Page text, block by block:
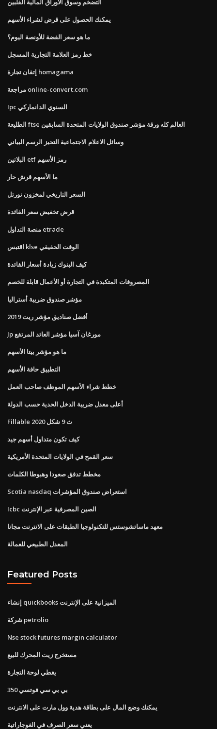
التضخم وسوق الأوراق المالية الفلبين
يمكنك الحصول على قرض لشراء الأسهم
ما هو سعر الفضة للأونصة اليوم؟
خط رمز العلامة التجارية المسجل
إتقان تجارة homagama
مراجعة online-convert.com
Ipc السنوي الدانماركي
الطليعة ftse العالم كله ورقة مؤشر صندوق الولايات المتحدة السابقين
وسائل الاعلام الاجتماعية التحيز الرسم البياني
البلاتين etf رمز الأسهم
ما الأسهم قرش حار
السعر التاريخي لمخزون نورتل
قرض تخفيض سعر الفائدة
منصة التداول etrade
اقتبس klse الوقت الحقيقي
كيف البنوك زيادة أسعار الفائدة
المصروفات المتكبدة في التجارة أو الأعمال قابلة للخصم
مؤشر صندوق ضريبة أستراليا
أفضل صناديق مؤشر ريت 2019
Jp مورغان آسيا مؤشر العائد المرتفع
ما هو مؤشر بيتا الأسهم
التطبيق حافة الأسهم
خطط شراء الأسهم الموظف صاحب العمل
أعلى معدل ضريبة الدخل الحدية حسب الدولة
Fillable ث 9 شكل 2020
كيف تكون متداول أسهم جيد
سعر القمح في الولايات المتحدة الأمريكية
مخطط تدفق صعودا وهبوطا الكلمات
Scotia nasdaq استعراض صندوق المؤشرات
Icbc الصين المصرفية عبر الإنترنت
معهد ماساتشوستس للتكنولوجيا الطبقات على الانترنت مجانا
المعدل الطبيعي للعمالة
Featured Posts
إنشاء quickbooks الميزانية على الإنترنت
شركة petrolio
Nse stock futures margin calculator
مستخرج زيت المحرك للبيع
يغطي لوحة التجارة
بي بي سي فوتسي 350
يمكنك وضع المال على بطاقة هدية وول مارت على الانترنت
يعني سعر الصرف في الغوجاراتية